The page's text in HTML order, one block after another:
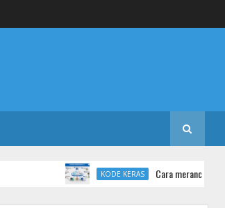
KODE KERAS Cara merancang